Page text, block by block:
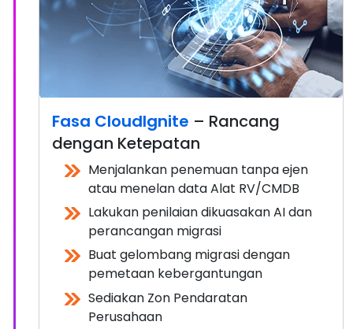
Fasa CloudIgnite – Rancang
dengan Ketepatan
Menjalankan penemuan tanpa ejen
atau menelan data Alat RV/CMDB
Lakukan penilaian dikuasakan AI dan
perancangan migrasi
Buat gelombang migrasi dengan
pemetaan kebergantungan
Sediakan Zon Pendaratan
Perusahaan